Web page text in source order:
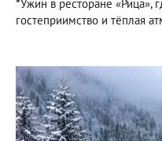
*Ужин в ресторане «Рица»,
гостеприимство и тёплая